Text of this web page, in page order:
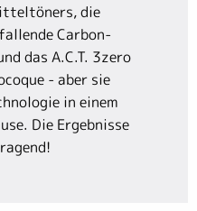
die
Carbon-
das A.C.T. 3zero
- aber sie
in einem
Die Ergebnisse